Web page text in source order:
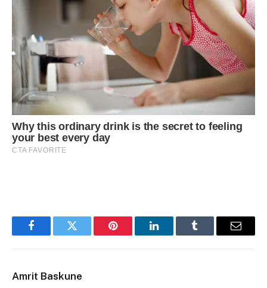
FacebookTwitter Pinterest LinkedInTumblr Email
Amrit Baskune